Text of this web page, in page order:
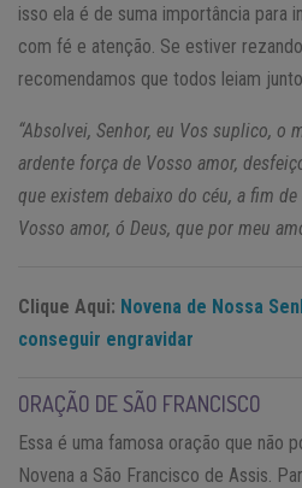
isso ela é de suma importância para
com fé e atenção. Se estiver
recomendamos que todos leiam
“Absolvei, Senhor, eu Vos suplico, o
ardente força de Vosso amor,
que existem debaixo do céu, a fim
Vosso amor, ó Deus, que por meu
Clique Aqui: Novena de Nossa
conseguir engravidar
ORAÇÃO DE SÃO FRANCISCO
Essa é uma famosa oração que não
Novena a São Francisco de Assis.